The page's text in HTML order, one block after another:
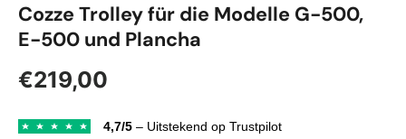
Cozze Trolley für die Modelle G-500,
E-500 und Plancha
Normaler Preis
€219,00
4,7/5 – Uitstekend op Trustpilot